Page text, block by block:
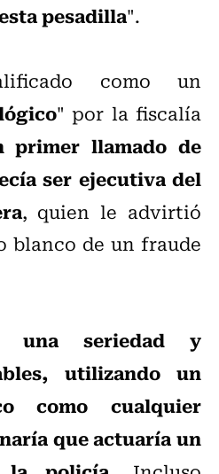
pesadilla".
como un
" por la fiscalía
primer llamado de
ser ejecutiva del
, quien le advirtió
blanco de un fraude
una seriedad y
utilizando un
como cualquier
que actuaría un